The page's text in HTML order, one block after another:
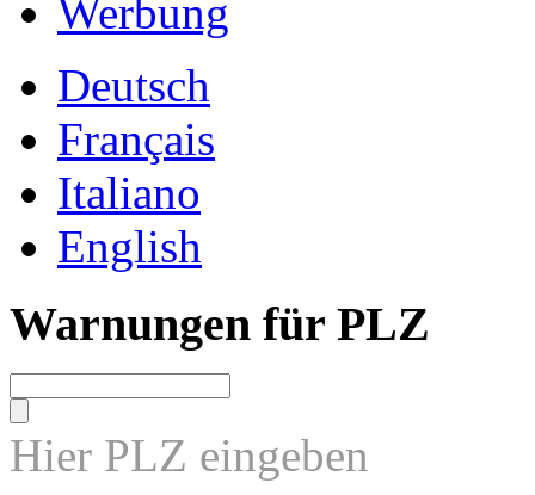
Werbung
Deutsch
Français
Italiano
English
Warnungen für PLZ
Hier PLZ eingeben